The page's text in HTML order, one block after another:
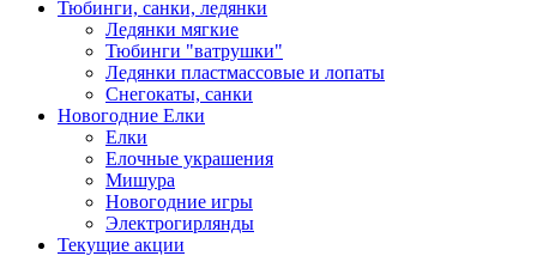
Тюбинги, санки, ледянки
Ледянки мягкие
Тюбинги "ватрушки"
Ледянки пластмассовые и лопаты
Снегокаты, санки
Новогодние Елки
Елки
Елочные украшения
Мишура
Новогодние игры
Электрогирлянды
Текущие акции